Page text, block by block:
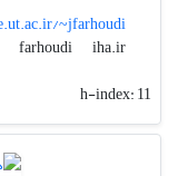
~jfarhoudi
farhoudi
iha.ir
h-index:11